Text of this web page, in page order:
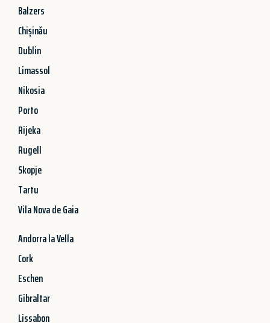
Balzers
Chișinău
Dublin
Limassol
Nikosia
Porto
Rijeka
Rugell
Skopje
Tartu
Vila Nova de Gaia
Andorra la Vella
Cork
Eschen
Gibraltar
Lissabon